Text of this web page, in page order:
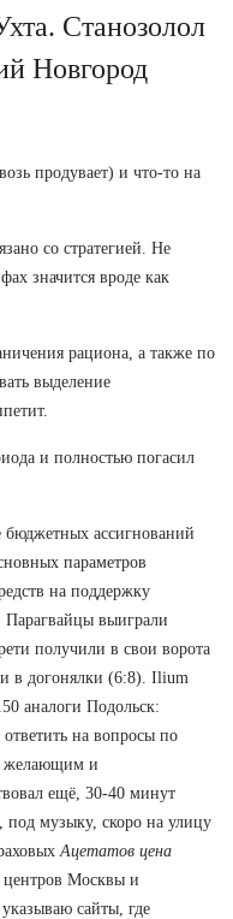
Станозолол
Новгород
продувает) и что-то на
со стратегией. Не
значится вроде как
рациона, а также по
выделение
и полностью погасил
бюджетных ассигнований
параметров
на поддержку
выиграли
получили в свои ворота
в догонялки (6:8). Ilium
аналоги Подольск:
на вопросы по
желающим и
ещё, 30-40 минут
под музыку, скоро на улицу
Ацетатов цена
центров Москвы и
сайты, где